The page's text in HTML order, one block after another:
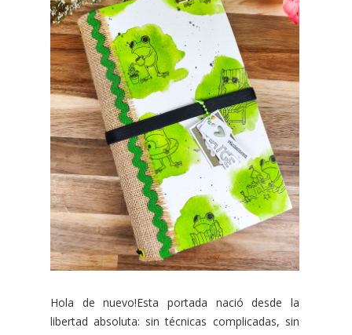
Hola de nuevo!Esta portada nació desde la
libertad absoluta: sin técnicas complicadas, sin